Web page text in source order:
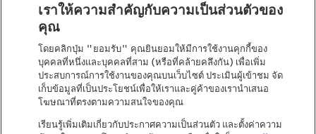
เกี่ยวกับเรา
พันธกิจของเรา
เรื่องราวของเรา
คำมั่นสัญญาของเพียวริน่า
เพียวริน่าในชุมชน
เลือกสายพันธุ์
ติดต่อเรา
เราให้ความสำคัญกับความเป็นส่วนตัวของ
คุณ
โดยคลิกปุ่ม "ยอมรับ" คุณยินยอมให้มีการใช้งานคุกกี้ของ
บุคคลที่หนึ่งและบุคคลที่สาม (หรือที่คล้ายคลึงกัน) เพื่อเพิ่ม
ประสบการณ์การใช้งานของคุณบนเว็บไซต์ ประเมินผู้เข้าชม จัด
เก็บข้อมูลที่เป็นประโยชน์เพื่อให้เราและคู่ค้าของเรานำเสนอ
โฆษณาที่ตรงตามความสนใจของคุณ
เรียนรู้เพิ่มเติมเกี่ยวกับประกาศความเป็นส่วนตัว และตั้งค่าความ